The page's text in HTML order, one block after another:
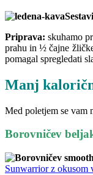
Priprava: skuhamo
prahu in ½ čajne
pomagal spregledati
Manj
Med poletjem se vam
Borovničev
Sunwarrior z okusom